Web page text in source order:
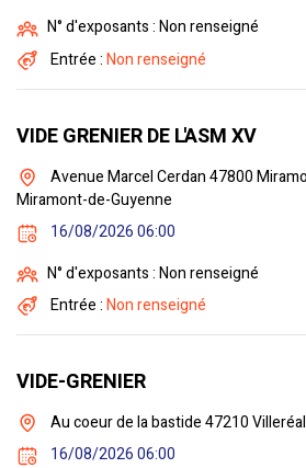
N° d'exposants : Non renseigné
Entrée :Non renseigné
VIDE GRENIER DE L'ASM XV
Avenue Marcel Cerdan 47800
Miramont-de-Guyenne
16/08/2026 06:00
N° d'exposants : Non renseigné
Entrée :Non renseigné
VIDE-GRENIER
Au coeur de la bastide 47210
16/08/2026 06:00